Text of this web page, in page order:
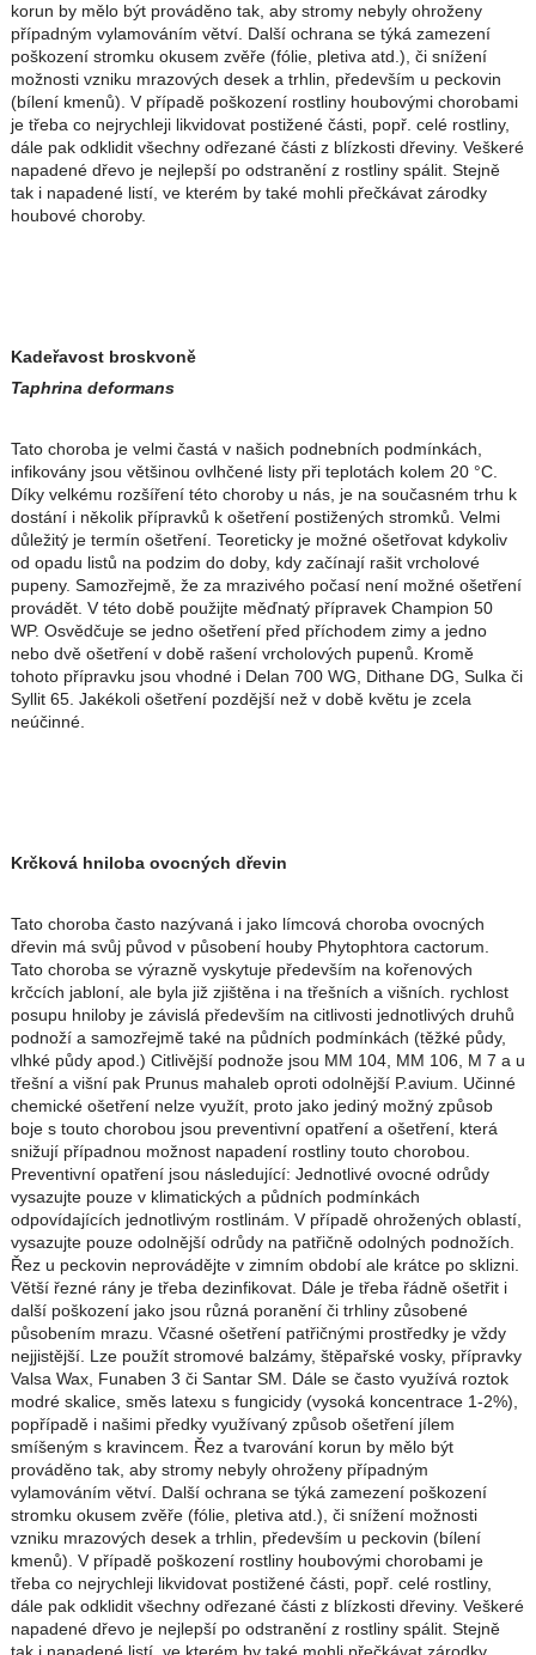
korun by mělo být prováděno tak, aby stromy nebyly ohroženy
případným vylamováním větví. Další ochrana se týká zamezení
poškození stromku okusem zvěře (fólie, pletiva atd.), či snížení
možnosti vzniku mrazových desek a trhlin, především u peckovin
(bílení kmenů). V případě poškození rostliny houbovými chorobami
je třeba co nejrychleji likvidovat postižené části, popř. celé rostliny,
dále pak odklidit všechny odřezané části z blízkosti dřeviny. Veškeré
napadené dřevo je nejlepší po odstranění z rostliny spálit. Stejně
tak i napadené listí, ve kterém by také mohli přečkávat zárodky
houbové choroby.
Kadeřavost broskvoně
Taphrina deformans
Tato choroba je velmi častá v našich podnebních podmínkách,
infikovány jsou většinou ovlhčené listy při teplotách kolem 20 °C.
Díky velkému rozšíření této choroby u nás, je na současném trhu k
dostání i několik přípravků k ošetření postižených stromků. Velmi
důležitý je termín ošetření. Teoreticky je možné ošetřovat kdykoliv
od opadu listů na podzim do doby, kdy začínají rašit vrcholové
pupeny. Samozřejmě, že za mrazivého počasí není možné ošetření
provádět. V této době použijte měďnatý přípravek Champion 50
WP. Osvědčuje se jedno ošetření před příchodem zimy a jedno
nebo dvě ošetření v době rašení vrcholových pupenů. Kromě
tohoto přípravku jsou vhodné i Delan 700 WG, Dithane DG, Sulka či
Syllit 65. Jakékoli ošetření pozdější než v době květu je zcela
neúčinné.
Krčková hniloba ovocných dřevin
Tato choroba často nazývaná i jako límcová choroba ovocných
dřevin má svůj původ v působení houby Phytophtora cactorum.
Tato choroba se výrazně vyskytuje především na kořenových
krčcích jabloní, ale byla již zjištěna i na třešních a višních. rychlost
posupu hniloby je závislá především na citlivosti jednotlivých druhů
podnoží a samozřejmě také na půdních podmínkách (těžké půdy,
vlhké půdy apod.) Citlivější podnože jsou MM 104, MM 106, M 7 a u
třešní a višní pak Prunus mahaleb oproti odolnější P.avium. Učinné
chemické ošetření nelze využít, proto jako jediný možný způsob
boje s touto chorobou jsou preventivní opatření a ošetření, která
snižují případnou možnost napadení rostliny touto chorobou.
Preventivní opatření jsou následující: Jednotlivé ovocné odrůdy
vysazujte pouze v klimatických a půdních podmínkách
odpovídajících jednotlivým rostlinám. V případě ohrožených oblastí,
vysazujte pouze odolnější odrůdy na patřičně odolných podnožích.
Řez u peckovin neprovádějte v zimním období ale krátce po sklizni.
Větší řezné rány je třeba dezinfikovat. Dále je třeba řádně ošetřit i
další poškození jako jsou různá poranění či trhliny zůsobené
působením mrazu. Včasné ošetření patřičnými prostředky je vždy
nejjistější. Lze použít stromové balzámy, štěpařské vosky, přípravky
Valsa Wax, Funaben 3 či Santar SM. Dále se často využívá roztok
modré skalice, směs latexu s fungicidy (vysoká koncentrace 1-2%),
popřípadě i našimi předky využívaný způsob ošetření jílem
smíšeným s kravincem. Řez a tvarování korun by mělo být
prováděno tak, aby stromy nebyly ohroženy případným
vylamováním větví. Další ochrana se týká zamezení poškození
stromku okusem zvěře (fólie, pletiva atd.), či snížení možnosti
vzniku mrazových desek a trhlin, především u peckovin (bílení
kmenů). V případě poškození rostliny houbovými chorobami je
třeba co nejrychleji likvidovat postižené části, popř. celé rostliny,
dále pak odklidit všechny odřezané části z blízkosti dřeviny. Veškeré
napadené dřevo je nejlepší po odstranění z rostliny spálit. Stejně